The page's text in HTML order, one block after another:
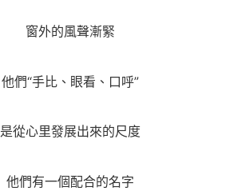
窗外的風聲漸緊
他們“手比、眼看、口呼”
是從心里發展出來的尺度
他們有一個配合的名字